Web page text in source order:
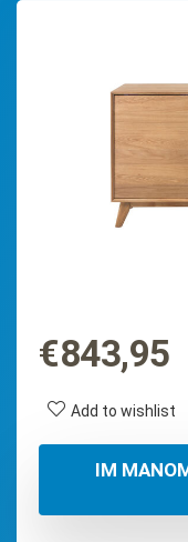
€843,95
Add to wishlist
IM